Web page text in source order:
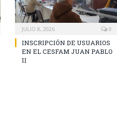
JULIO 8, 2026 0
INSCRIPCIÓN DE USUARIOS
EN EL CESFAM JUAN PABLO
II